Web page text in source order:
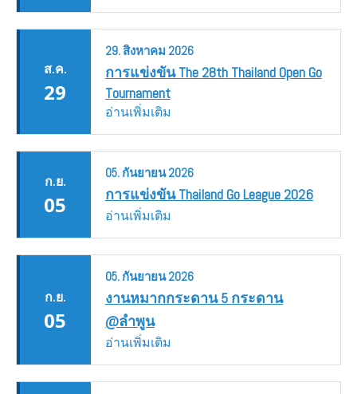
ส.ค.
29
29.สิงหาคม 2026
การแข่งขัน The 28th Thailand Open Go
Tournament
อ่านเพิ่มเติม
ก.ย.
05
05. กันยายน2026
การแข่งขัน Thailand Go League 2026
อ่านเพิ่มเติม
ก.ย.
05
05. กันยายน2026
งานหมากกระดาน 5 กระดาน
@ลำพูน
อ่านเพิ่มเติม